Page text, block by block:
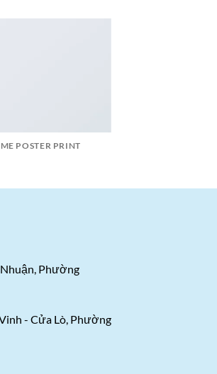
POSTER PRINT
Phường
- Cửa Lò, Phường